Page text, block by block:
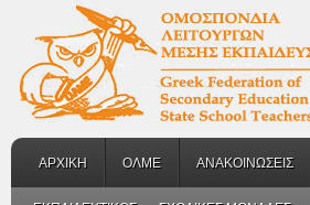
ΑΡΧΙΚΗ ΟΛΜΕ ΑΝΑΚΟΙΝΩΣΕΙΣ